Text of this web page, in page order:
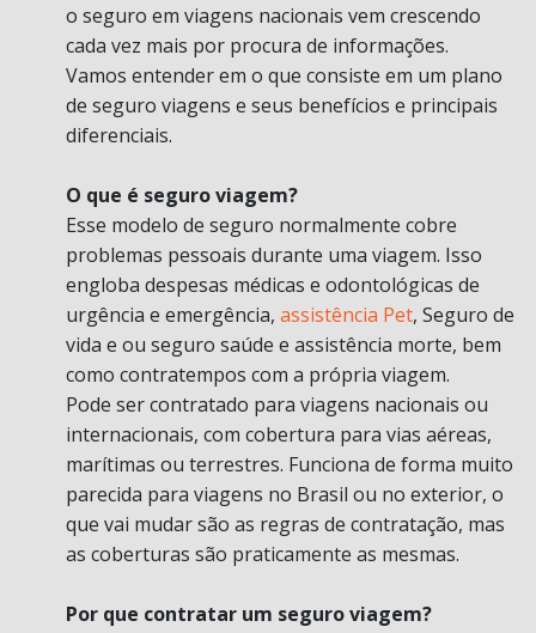
o seguro em viagens nacionais vem crescendo
cada vez mais por procura de informações.
Vamos entender em o que consiste em um plano
de seguro viagens e seus benefícios e principais
diferenciais.
O que é seguro viagem?
Esse modelo de seguro normalmente cobre
problemas pessoais durante uma viagem. Isso
engloba despesas médicas e odontológicas de
urgência e emergência, assistência Pet, Seguro de
vida e ou seguro saúde e assistência morte, bem
como contratempos com a própria viagem.
Pode ser contratado para viagens nacionais ou
internacionais, com cobertura para vias aéreas,
marítimas ou terrestres. Funciona de forma muito
parecida para viagens no Brasil ou no exterior, o
que vai mudar são as regras de contratação, mas
as coberturas são praticamente as mesmas.
Por que contratar um seguro viagem?